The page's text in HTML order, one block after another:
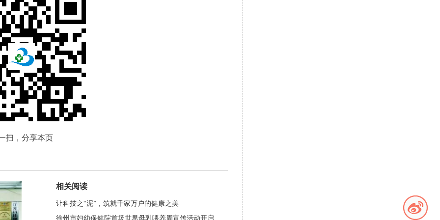
扫，分享本页
相关阅读
让科技之“泥”，筑就千家万户的健康之美
徐州市妇幼保健院首场世界母乳喂养周宣传活动开启